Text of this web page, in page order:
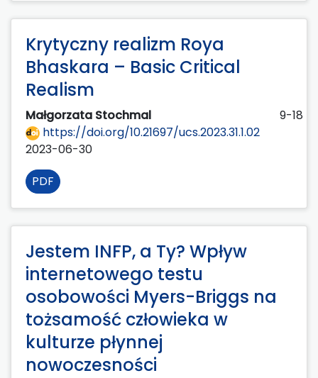
Krytyczny realizm Roya
Bhaskara – Basic Critical
Realism
Małgorzata Stochmal
9-18
https://doi.org/10.21697/ucs.2023.31.1.02
2023-06-30
PDF
Jestem INFP, a Ty? Wpływ
internetowego testu
osobowości Myers-Briggs na
tożsamość człowieka w
kulturze płynnej
nowoczesności